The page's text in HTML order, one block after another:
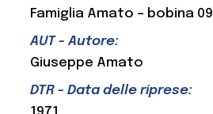
Famiglia Amato – bobina 09
AUT - Autore:
Giuseppe Amato
DTR - Data delle riprese: